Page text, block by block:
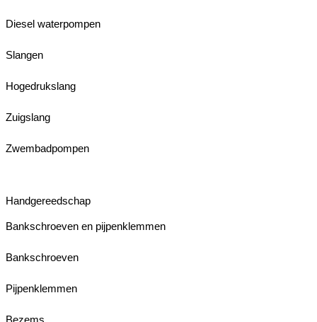
Diesel waterpompen
Slangen
Hogedrukslang
Zuigslang
Zwembadpompen
Handgereedschap
Bankschroeven en pijpenklemmen
Bankschroeven
Pijpenklemmen
Bezems